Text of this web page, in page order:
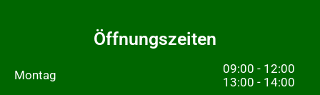
Öffnungszeiten
Montag
09:00 - 12:00
13:00 - 14:00